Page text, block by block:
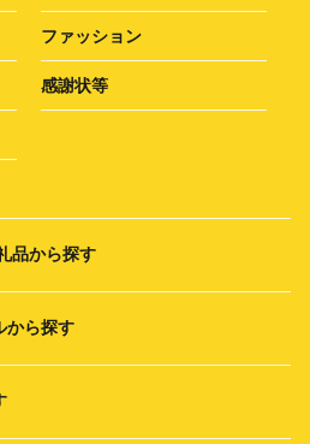
ファッション
感謝状等
品から探す
から探す